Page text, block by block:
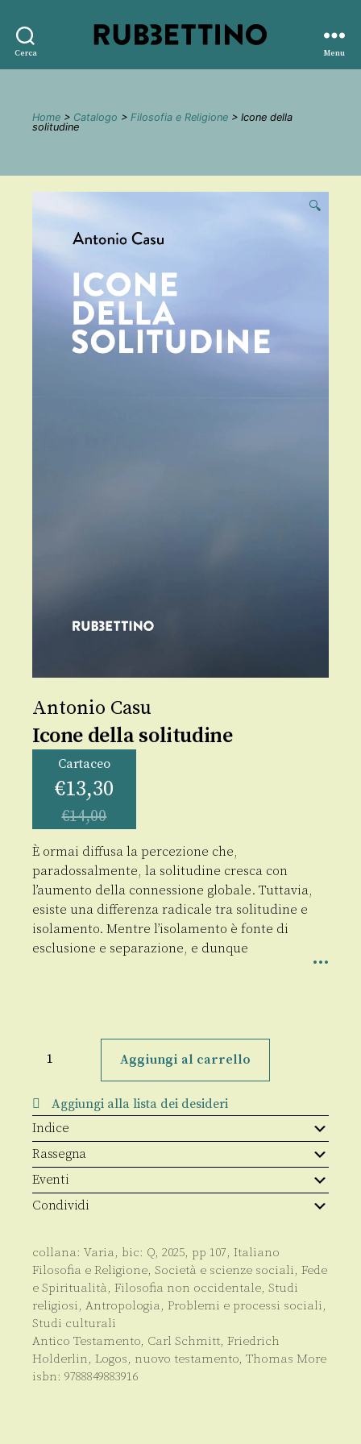
Cerca
editore
Menu
Home > Catalogo > Filosofia e Religione > Icone della
solitudine
🔍
Antonio Casu
Icone della solitudine
Cartaceo
€13,30
€14,00
È ormai diffusa la percezione che,
paradossalmente, la solitudine cresca con
l’aumento della connessione globale. Tuttavia,
esiste una differenza radicale tra solitudine e
isolamento. Mentre l’isolamento è fonte di
esclusione e separazione, e dunque
della
Aggiungi al carrello
Aggiungi alla lista dei desideri
Indice
Rassegna
Eventi
Condividi
collana: Varia, bic: Q, 2025, pp 107, Italiano
Filosofia e Religione, Società e scienze sociali, Fede
e Spiritualità, Filosofia non occidentale, Studi
religiosi, Antropologia, Problemi e processi sociali,
Studi culturali
Antico Testamento, Carl Schmitt, Friedrich
Holderlin, Logos, nuovo testamento, Thomas More
isbn: 9788849883916